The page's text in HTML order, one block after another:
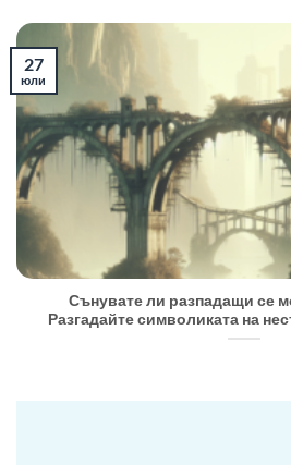
Сънувате ли разпадащи се
Разгадайте символиката на
27
юли